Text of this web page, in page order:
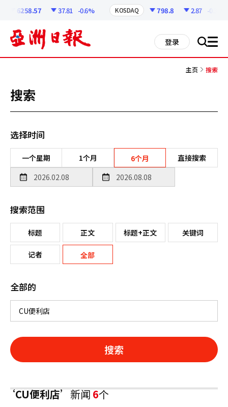
6258.57 37.81 -0.6% KOSDAQ 798.8 2.87 -0.36%
登录 搜 all
主页 搜索
搜索
选择时间
一个星期 1个月 6个月 直接搜索
搜索范围
标题 正文 标题+正文 关键词
记者 全部
全部的
搜索
‘CU便利店’新闻6个